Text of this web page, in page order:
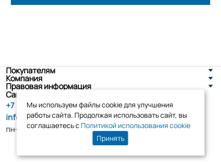
Покупателям
Компания
Правовая информация
Санкт-Петербург, ул. Новоселов д. 8
+7 (800) 555-86-90
info@tk-elko.ru
пн-пт, 10:00 - 18:00
Мы используем файлы cookie для улучшения
работы сайта. Продолжая использовать сайт, вы
соглашаетесь с Политикой использования cookie
Принять